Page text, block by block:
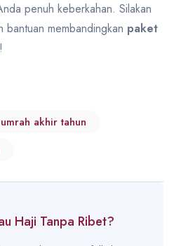
penuh keberkahan. Silakan
membandingkan paket
umrah akhir tahun
Haji Tanpa Ribet?